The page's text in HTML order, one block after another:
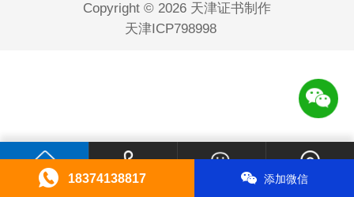
Copyright © 2026 天津证书制作
天津ICP798998
首页 电话咨询 微信咨询 联系我们
18374138817 添加微信